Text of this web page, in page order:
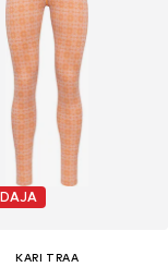
KARI TRAA